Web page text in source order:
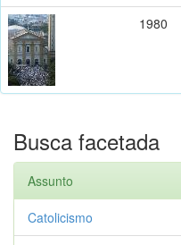
1980
Busca facetada
Assunto
Catolicismo